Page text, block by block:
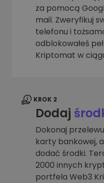
za pomocą
mail. Zweryfikuj
telefonu i
odblokowałeś
Kriptomat w
KROK 2
Dodaj
Dokonaj
karty bankowej,
dodać środki.
2000 innych
portfela Web3